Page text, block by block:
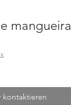
mangueira
kontaktieren